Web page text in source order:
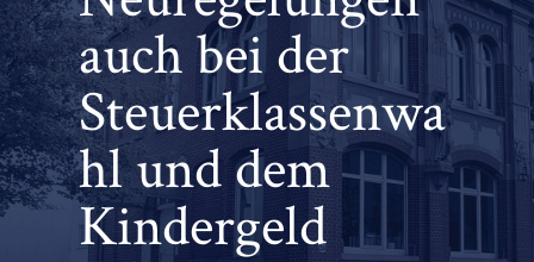
auch bei der
Steuerklassenwa
hl und dem
Kindergeld